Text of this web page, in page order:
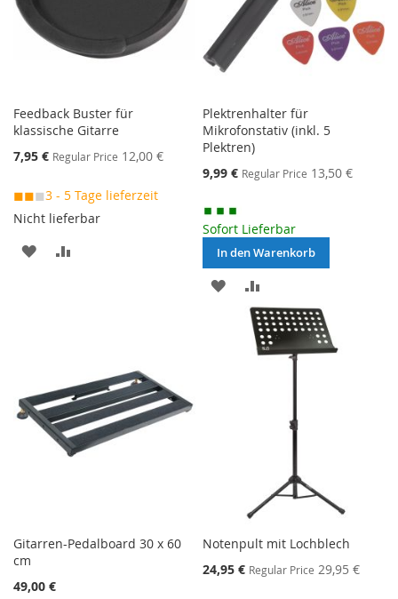
Feedback Buster für
klassische Gitarre
Special
7,95 € Regular Price 12,00 €
◼◼◼3 - 5 Tage lieferzeit
Nicht lieferbar
MERKEN
Plektrenhalter für
Mikrofonstativ (inkl. 5
Plektren)
Special
9,99 € Regular Price 13,50 €
Sofort Lieferbar
In den Warenkorb
MERKEN
VERGLEICHSLISTE
HINZUFÜGEN
Gitarren-Pedalboard 30 x 60
cm
49,00 €
Notenpult mit Lochblech
Special
24,95 € Regular Price 29,95 €